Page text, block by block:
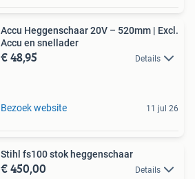
Accu Heggenschaar 20V – 520mm | Excl.
Accu en snellader
€ 48,95 Details
Bezoek website 11 jul 26
Stihl fs100 stok heggenschaar
€ 450,00 Details